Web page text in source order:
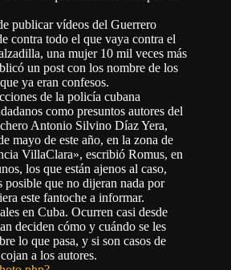
publicar vídeos del Guerrero
contra todo el que vaya contra el
una mujer 10 mil veces más
un post con los nombre de los
ya eran confesos.
de la policía cubana
como presuntos autores del
Antonio Silvino Díaz Yera,
mayo de este año, en la zona de
VillaClara», escribió Romus, en
los que están ajenos al caso,
posible que no dijeran nada por
este fantoche a informar.
en Cuba. Ocurren casi desde
deciden cómo y cuándo se les
lo que pasa, y si son casos de
a los autores.